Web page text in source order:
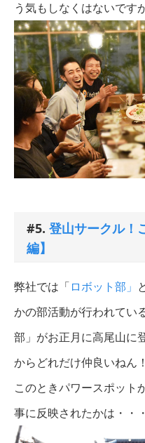
う気もしなくはないです
#5. 登山サークル！
編】
弊社では「ロボット部」
かの部活動が行われてい
部」がお正月に高尾山に
からどれだけ仲良いねん
このときパワースポット
事に反映されたかは・・